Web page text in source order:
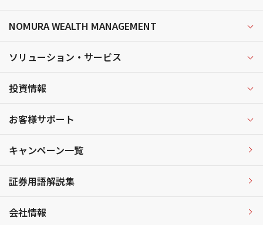
NOMURA WEALTH MANAGEMENT
ソリューション・サービス
投資情報
お客様サポート
キャンペーン一覧
証券用語解説集
会社情報